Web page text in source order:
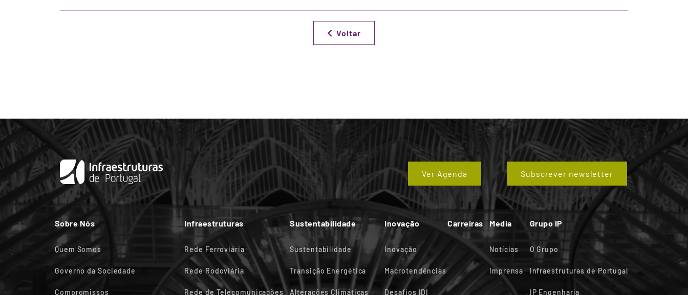
Voltar
Ver Agenda Subscrever newsletter
Sobre Nós
Quem Somos
Governo da Sociedade
Compromissos
Infraestruturas
Rede Ferroviária
Rede Rodoviária
Rede de Telecomunicações
Sustentabilidade
Sustentabilidade
Transição Energética
Alterações Climáticas
Inovação
Inovação
Macrotendências
Desafios IDI
Carreiras Media
Notícias
Imprensa
Grupo IP
O Grupo
Infraestruturas de Portugal
IP Engenharia